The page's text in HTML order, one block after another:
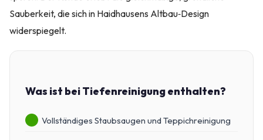
Sauberkeit, die sich in Haidhausens Altbau‑Design
widerspiegelt.
Was ist bei Tiefenreinigung enthalten?
Vollständiges Staubsaugen und Teppichreinigung